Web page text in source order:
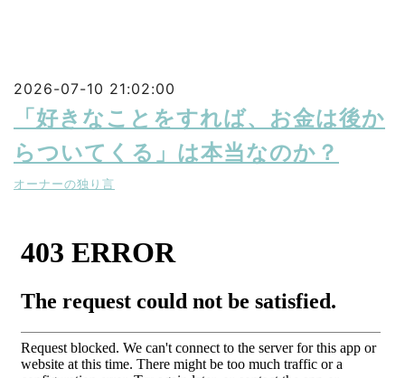
2026-07-10 21:02:00
「好きなことをすれば、お金は後か
らついてくる」は本当なのか？
オーナーの独り言